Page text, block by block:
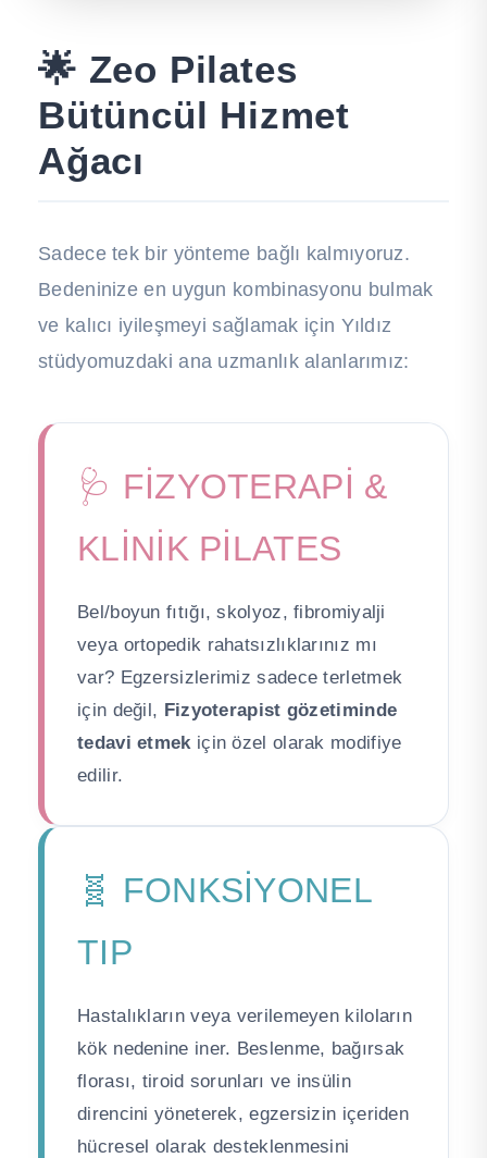
🌟 Zeo Pilates
Bütüncül Hizmet
Ağacı
Sadece tek bir yönteme bağlı kalmıyoruz.
Bedeninize en uygun kombinasyonu bulmak
ve kalıcı iyileşmeyi sağlamak için Yıldız
stüdyomuzdaki ana uzmanlık alanlarımız:
🩺 FİZYOTERAPİ &
KLİNİK PİLATES
Bel/boyun fıtığı, skolyoz, fibromiyalji
veya ortopedik rahatsızlıklarınız mı
var? Egzersizlerimiz sadece terletmek
için değil, Fizyoterapist gözetiminde
tedavi etmek için özel olarak modifiye
edilir.
🧬 FONKSİYONEL
TIP
Hastalıkların veya verilemeyen kiloların
kök nedenine iner. Beslenme, bağırsak
florası, tiroid sorunları ve insülin
direncini yöneterek, egzersizin içeriden
hücresel olarak desteklenmesini